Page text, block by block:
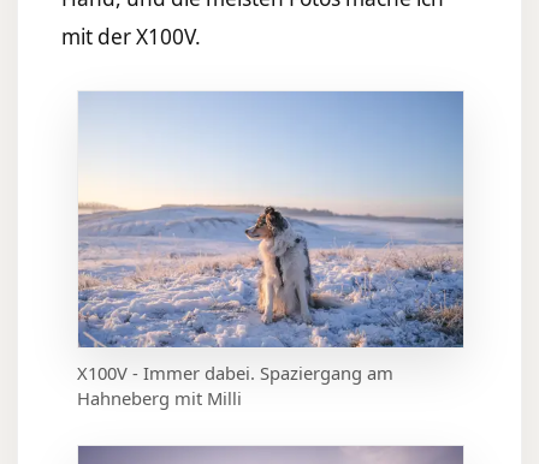
mit der X100V.
X100V - Immer dabei. Spaziergang am
Hahneberg mit Milli